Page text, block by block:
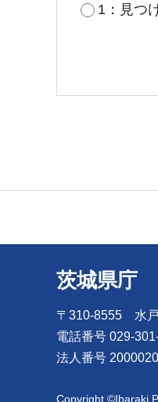
1：見つ
茨城県庁
〒310-8555 水
電話番号 029-
法人番号
Copyright ©Ibaraki